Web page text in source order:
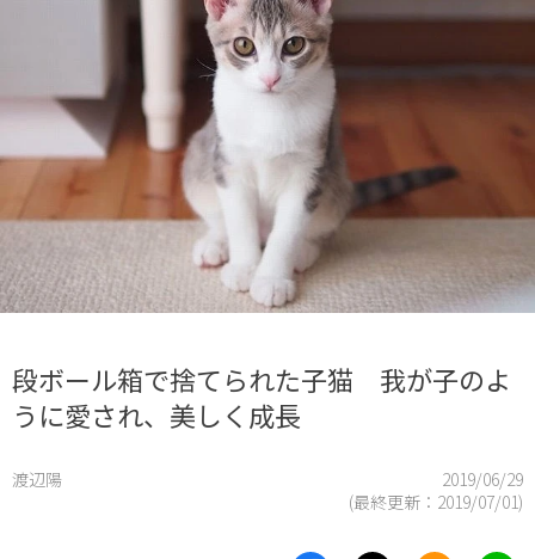
段ボール箱で捨てられた子猫 我が子のよ
うに愛され、美しく成長
渡辺陽
2019/06/29
(最終更新： 2019/07/01)